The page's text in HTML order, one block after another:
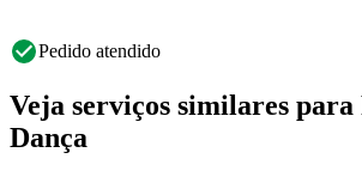
Pedido atendido
Veja serviços similares para
Dança